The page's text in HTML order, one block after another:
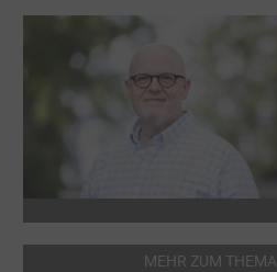
MEHR ZUM THEMA